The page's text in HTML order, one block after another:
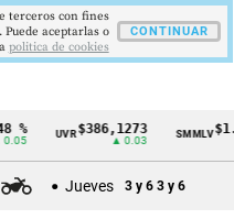
UVR $386,1273
▲ 0.03
SMMLV
Jueves 3 y 6 3 y 6
terceros con fines
aceptarlas o
politica de cookies
CONTINUAR